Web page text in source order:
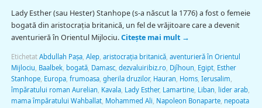
Lady Esther (sau Hester) Stanhope (s-a născut la 1776) a fost o femeie
bogată din aristocraţia britanică, un fel de vrăjitoare care a devenit
aventurieră în Orientul Mijlociu.Citește mai mult →
Etichetat Abdullah Pașa, Alep, aristocraţia britanică, aventurieră în Orientul
Mijlociu Baalbek, bogată, Damasc, dezvaluiribiz.ro, Djîhoun Egipt, Esther
Stanhope, Europa, frumoasa, gherila druzilor, Hauran Homs, Ierusalim
împăratului roman Aurelian Kavala, Lady Esther, Lamartine, Liban lider arab,
mama împăratului Wahballat, Mohammed Ali Napoleon Bonaparte, nepoata